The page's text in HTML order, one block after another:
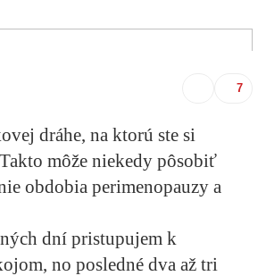
dráhe, na ktorú ste si
môže niekedy pôsobiť
obdobia perimenopauzy a
dní pristupujem k
no posledné dva až tri